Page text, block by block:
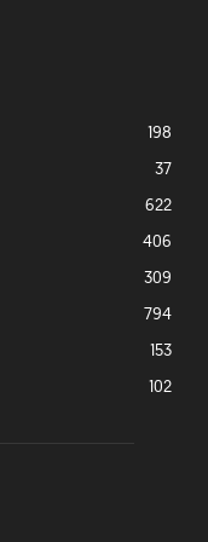
198
37
622
406
309
794
153
102